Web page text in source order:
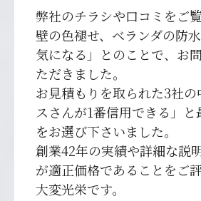
弊社のチラシや口コミをご
壁の色褪せ、ベランダの防
気になる」とのことで、お
ただきました。
お見積もりを取られた3社の
スさんが1番信用できる」と
をお選び下さいました。
創業42年の実績や詳細な説
が適正価格であることをご評
大変光栄です。